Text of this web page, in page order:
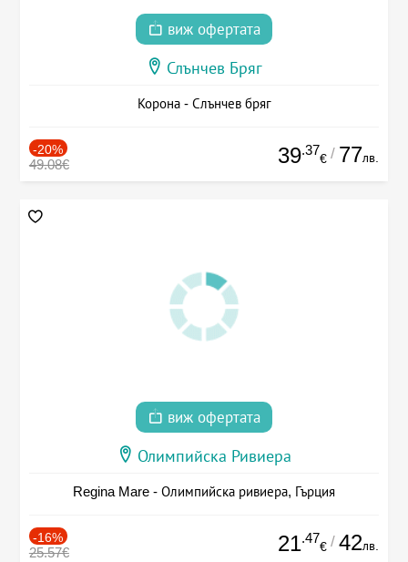
виж офертата
Слънчев Бряг
Корона - Слънчев бряг
-20%
49.08€ 39.37
€ / 77лв.
виж офертата
Олимпийска Ривиера
Regina Mare - Олимпийска ривиера, Гърция
-16%
25.57€ 21.47
€ / 42лв.